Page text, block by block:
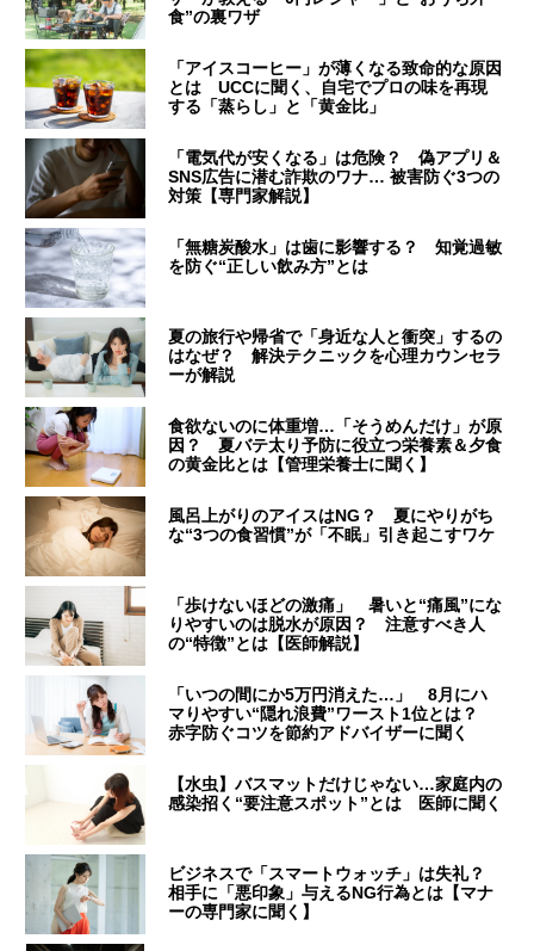
食”の裏ワザ
「アイスコーヒー」が薄くなる致命的な原因
とは UCCに聞く、自宅でプロの味を再現
する「蒸らし」と「黄金比」
「電気代が安くなる」は危険？ 偽アプリ＆
SNS広告に潜む詐欺のワナ… 被害防ぐ3つの
対策【専門家解説】
「無糖炭酸水」は歯に影響する？ 知覚過敏
を防ぐ“正しい飲み方”とは
夏の旅行や帰省で「身近な人と衝突」するの
はなぜ？ 解決テクニックを心理カウンセラ
ーが解説
食欲ないのに体重増…「そうめんだけ」が原
因？ 夏バテ太り予防に役立つ栄養素＆夕食
の黄金比とは【管理栄養士に聞く】
風呂上がりのアイスはNG？ 夏にやりがち
な“3つの食習慣”が「不眠」引き起こすワケ
「歩けないほどの激痛」 暑いと“痛風”にな
りやすいのは脱水が原因？ 注意すべき人
の“特徴”とは【医師解説】
「いつの間にか5万円消えた…」 8月にハ
マりやすい“隠れ浪費”ワースト1位とは？
赤字防ぐコツを節約アドバイザーに聞く
【水虫】バスマットだけじゃない…家庭内の
感染招く“要注意スポット”とは 医師に聞く
ビジネスで「スマートウォッチ」は失礼？
相手に「悪印象」与えるNG行為とは【マナ
ーの専門家に聞く】